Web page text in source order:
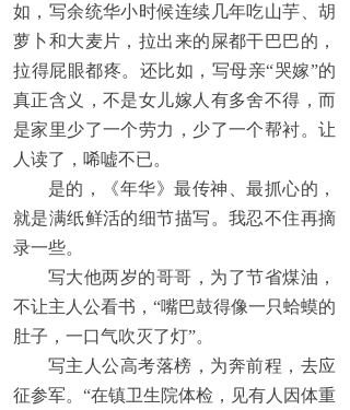
如，写余统华小时候连续几年吃山芋、胡
萝卜和大麦片，拉出来的屎都干巴巴的，
拉得屁眼都疼。还比如，写母亲“哭嫁”的
真正含义，不是女儿嫁人有多舍不得，而
是家里少了一个劳力，少了一个帮衬。让
人读了，唏嘘不已。
是的，《年华》最传神、最抓心的，
就是满纸鲜活的细节描写。我忍不住再摘
录一些。
写大他两岁的哥哥，为了节省煤油，
不让主人公看书，“嘴巴鼓得像一只蛤蟆的
肚子，一口气吹灭了灯”。
写主人公高考落榜，为奔前程，去应
征参军。“在镇卫生院体检，见有人因体重